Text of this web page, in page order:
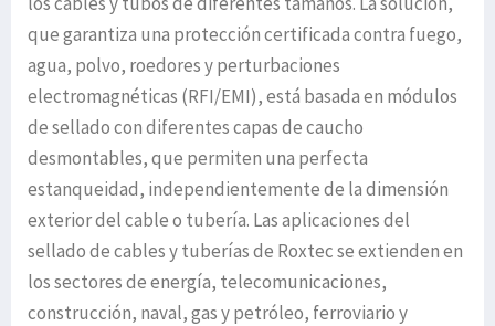
que garantiza una protección certificada contra fuego,
agua, polvo, roedores y perturbaciones
electromagnéticas (RFI/EMI), está basada en módulos
de sellado con diferentes capas de caucho
desmontables, que permiten una perfecta
estanqueidad, independientemente de la dimensión
exterior del cable o tubería. Las aplicaciones del
sellado de cables y tuberías de Roxtec se extienden en
los sectores de energía, telecomunicaciones,
construcción, naval, gas y petróleo, ferroviario y